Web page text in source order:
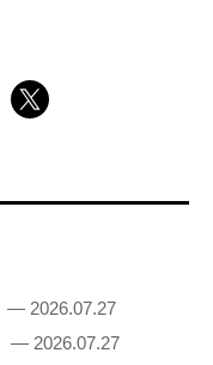
— 2026.07.27
— 2026.07.27